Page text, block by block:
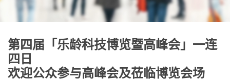
第四届「乐龄科技博览暨高峰会」一连
四日
欢迎公众参与高峰会及莅临博览会场